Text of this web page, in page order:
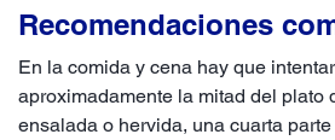
Recomendaciones
En la comida y cena hay que
aproximadamente la mitad del plato
ensalada o hervida, una cuarta